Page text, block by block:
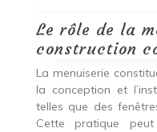
Le rôle de la
construction
La menuiserie
la conception et
telles que des
Cette pratique